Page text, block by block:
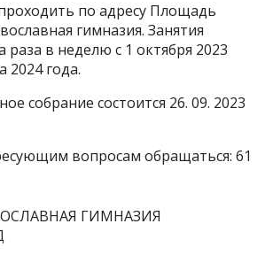
по адресу Площадь
гимназия. Занятия
раза в неделю с 1 октября 2023
2024 года.
собрание состоится 26. 09. 2023
вопросам обращаться: 61